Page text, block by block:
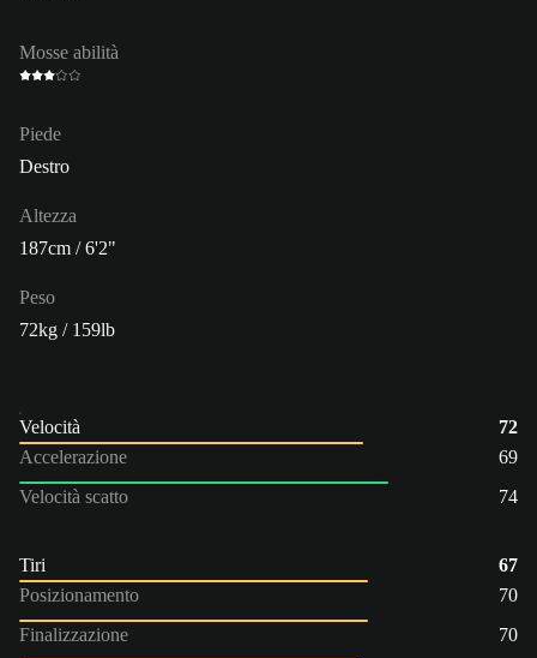
Mosse abilità
Piede
Destro
Altezza
187cm / 6'2"
Peso
72kg / 159lb
Velocità
72
Accelerazione
69
Velocità scatto
74
Tiri
67
Posizionamento
70
Finalizzazione
70